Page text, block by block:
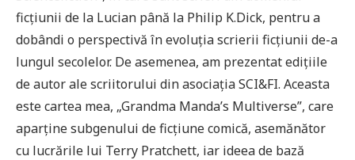
ficțiunii de la Lucian până la Philip K.Dick, pentru a
dobândi o perspectivă în evoluția scrierii ficțiunii de-a
lungul secolelor. De asemenea, am prezentat edițiile
de autor ale scriitorului din asociația SCI&FI. Aceasta
este cartea mea, „Grandma Manda’s Multiverse”, care
aparține subgenului de ficțiune comică, asemănător
cu lucrările lui Terry Pratchett, iar ideea de bază